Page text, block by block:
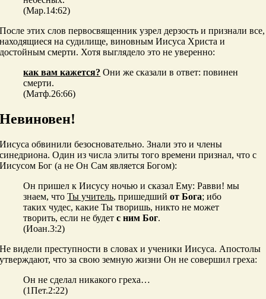
(Мар.14:62)
После этих слов первосвященник узрел дерзость и признали все,
находящиеся на судилище, виновным Иисуса Христа и
достойным смерти. Хотя выглядело это не уверенно:
как вам кажется? Они же сказали в ответ: повинен
смерти.
(Матф.26:66)
Невиновен!
Иисуса обвинили безосновательно. Знали это и члены
синедриона. Один из числа элиты того времени признал, что с
Иисусом Бог (а не Он Сам является Богом):
Он пришел к Иисусу ночью и сказал Ему: Равви! мы
знаем, чтоТы учитель, пришедшийот Бога; ибо
таких чудес, какие Ты творишь, никто не может
творить, если не будетс ним Бог.
(Иоан.3:2)
Не видели преступности в словах и ученики Иисуса. Апостолы
утверждают, что за свою земную жизни Он не совершил греха:
Он не сделал никакого греха…
(1Пет.2:22)